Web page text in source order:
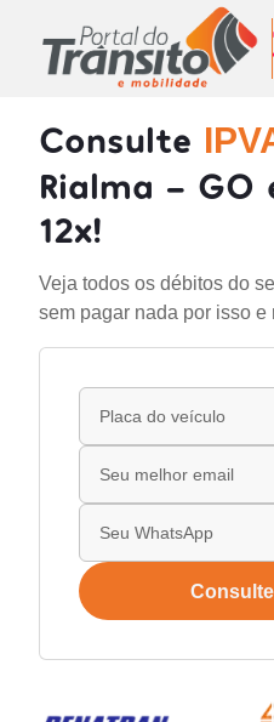
Consulte
Rialma - GO
12x!
Veja todos os débitos do
sem pagar nada por isso e